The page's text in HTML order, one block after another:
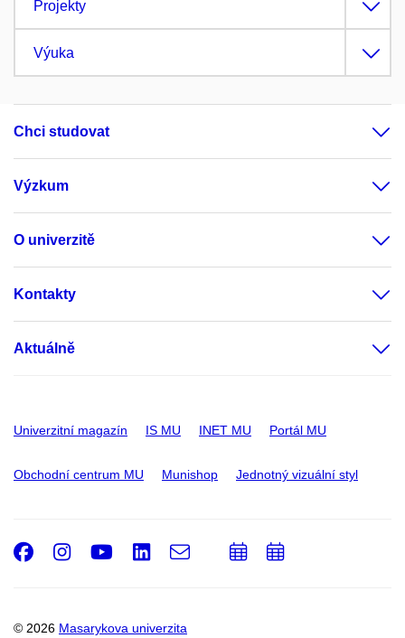
Projekty
Výuka
Chci studovat
Výzkum
O univerzitě
Kontakty
Aktuálně
Univerzitní magazín IS MU INET MU Portál MU
Obchodní centrum MU Munishop Jednotný vizuální styl
© 2026 Masarykova univerzita
Facebook
Instagram
Youtube
LinkedIn
e-
PřidatPřidat